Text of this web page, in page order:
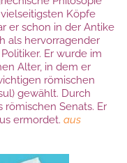
Köpfe
er schon in der Antike
als hervorragender
Er wurde im
Alter, in dem er
römischen
gewählt. Durch
Senats. Er
ermordet. aus